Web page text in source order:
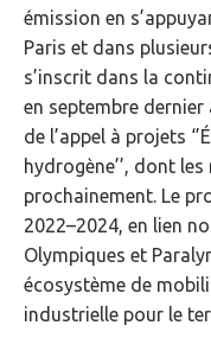
émission en
Paris et dans
s’inscrit dans la
en septembre dernier
de l’appel à projets
hydrogène’’, dont
prochainement. Le
2022–2024, en lien
Olympiques et
écosystème de
industrielle pour le